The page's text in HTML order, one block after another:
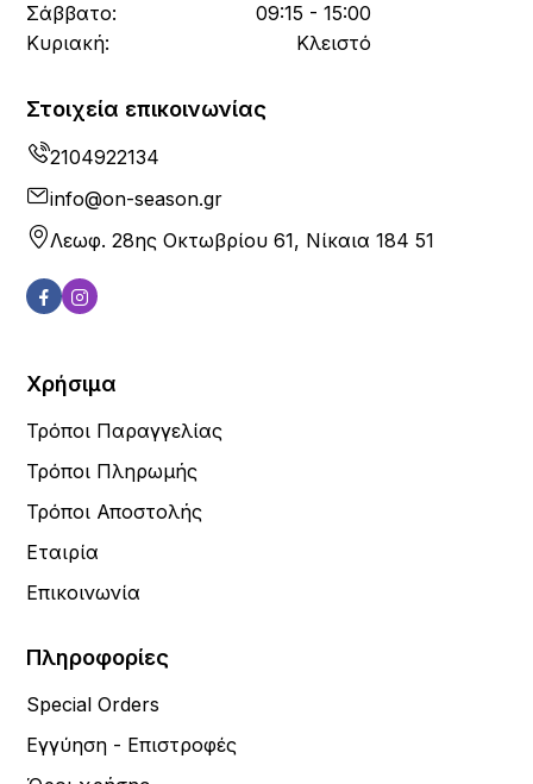
Σάββατο:
09:15 - 15:00
Κυριακή:
Κλειστό
Στοιχεία επικοινωνίας
2104922134
info@on-season.gr
Λεωφ. 28ης Οκτωβρίου 61, Νίκαια 184 51
Χρήσιμα
Τρόποι Παραγγελίας
Τρόποι Πληρωμής
Τρόποι Αποστολής
Εταιρία
Επικοινωνία
Πληροφορίες
Special Orders
Εγγύηση - Επιστροφές